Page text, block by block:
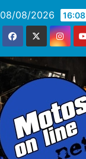
08/08/2026 16:08